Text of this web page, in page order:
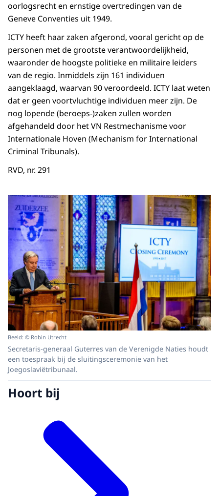
oorlogsrecht en ernstige overtredingen van de
Geneve Conventies uit 1949.
ICTY heeft haar zaken afgerond, vooral gericht op de
personen met de grootste verantwoordelijkheid,
waaronder de hoogste politieke en militaire leiders
van de regio. Inmiddels zijn 161 individuen
aangeklaagd, waarvan 90 veroordeeld. ICTY laat weten
dat er geen voortvluchtige individuen meer zijn. De
nog lopende (beroeps-)zaken zullen worden
afgehandeld door het VN Restmechanisme voor
Internationale Hoven (Mechanism for International
Criminal Tribunals).
RVD, nr. 291
Beeld: © Robin Utrecht
Secretaris-generaal Guterres van de Verenigde Naties houdt
een toespraak bij de sluitingsceremonie van het
Joegoslaviëtribunaal.
Hoort bij